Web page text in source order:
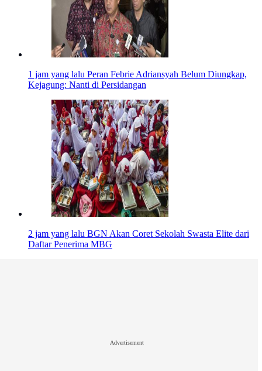
1 jam yang lalu Peran Febrie Adriansyah Belum Diungkap,
Kejagung: Nanti di Persidangan
2 jam yang lalu BGN Akan Coret Sekolah Swasta Elite dari
Daftar Penerima MBG
Advertisement